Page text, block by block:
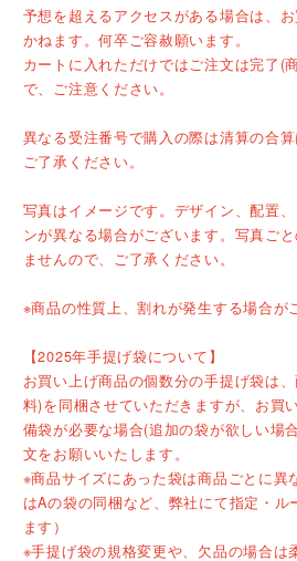
予想を超えるアクセスがある場合は、
かねます。何卒ご容赦願います。
カートに入れただけではご注文は完了(
で、ご注意ください。
異なる受注番号で購入の際は清算の合算
ご了承ください。
写真はイメージです。デザイン、配置
ンが異なる場合がございます。写真ご
ませんので、ご了承ください。
※商品の性質上、割れが発生する場合が
【2025年手提げ袋について】
お買い上げ商品の個数分の手提げ袋は
料)を同梱させていただきますが、お買
備袋が必要な場合(追加の袋が欲しい場
文をお願いいたします。
※商品サイズにあった袋は商品ごとに異
はAの袋の同梱など、弊社にて指定・ル
ます）
※手提げ袋の規格変更や、欠品の場合は